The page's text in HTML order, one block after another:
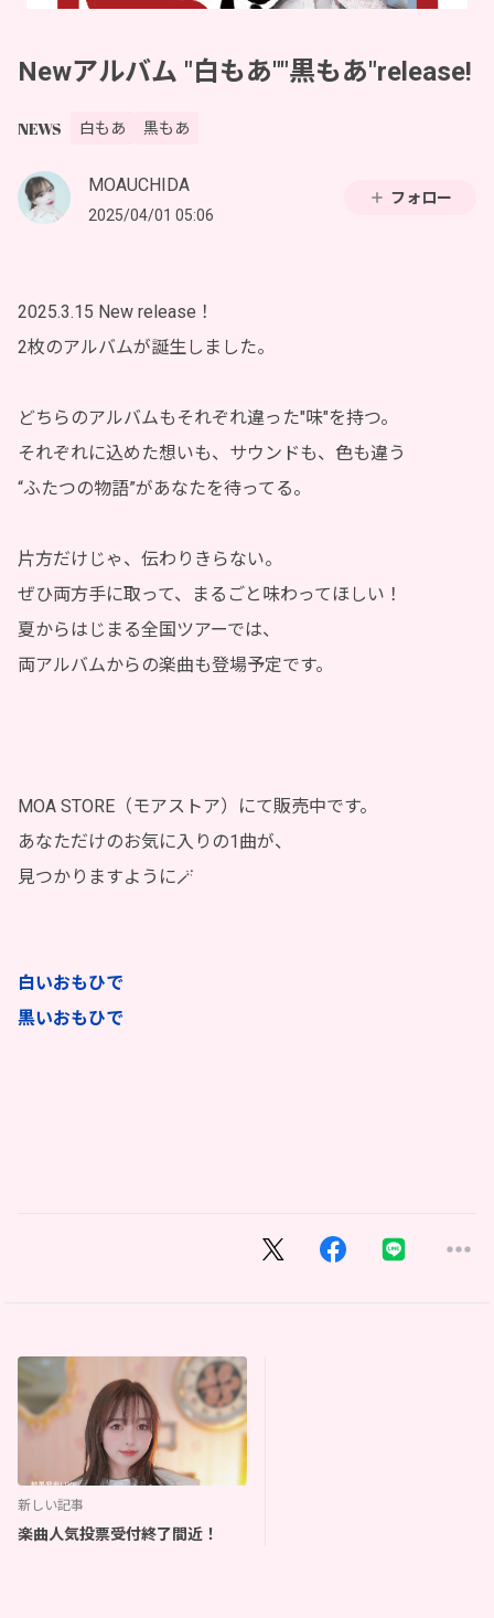
Newアルバム "白もあ""黒もあ"release!
NEWS 白もあ 黒もあ
MOAUCHIDA
2025/04/01 05:06
フォロー
2025.3.15 New release！
2枚のアルバムが誕生しました。
どちらのアルバムもそれぞれ違った"味"を持つ。
それぞれに込めた想いも、サウンドも、色も違う
“ふたつの物語”があなたを待ってる。
片方だけじゃ、伝わりきらない。
ぜひ両方手に取って、まるごと味わってほしい！
夏からはじまる全国ツアーでは、
両アルバムからの楽曲も登場予定です。
MOA STORE（モアストア）にて販売中です。
あなただけのお気に入りの1曲が、
見つかりますように🪄
白いおもひで
黒いおもひで
新しい記事
楽曲人気投票受付終了間近！